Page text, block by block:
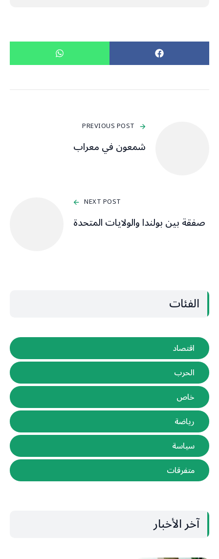
PREVIOUS POST
شمعون في معراب
NEXT POST
صفقة بين بولندا والولايات المتحدة
الفئات
اقتصاد
الحرب
خاص
رياضة
سياسة
متفرقات
آخر الأخبار